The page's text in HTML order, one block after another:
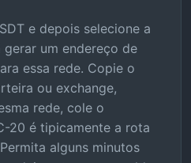
e depois selecione a
um endereço de
essa rede. Copie o
ou exchange,
rede, cole o
20 é tipicamente a rota
alguns minutos